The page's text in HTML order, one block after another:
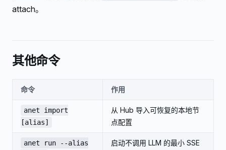
attach。
其他命令
命令 作用
anet import
[alias]
从 Hub 导入可恢复的本地节
点配置
anet run --alias
启动不调用 LLM 的最小 SSE